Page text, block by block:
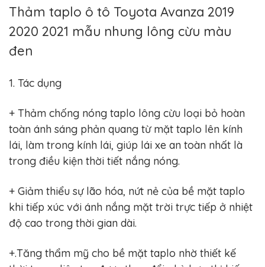
BỌC
GHẾ
DA
Ô
XE
CAO
ĐỒ
CHƠI
XE
ĐẠP
ĐỒ
KHÁC
Thảm taplo ô tô Toyota Avanza 2019
2020 2021 mẫu nhung lông cừu màu
đen
1. Tác dụng
+ Thảm chống nóng taplo lông cừu loại bỏ hoàn
toàn ánh sáng phản quang từ mặt taplo lên kính
lái, làm trong kính lái, giúp lái xe an toàn nhất là
trong điều kiện thời tiết nắng nóng.
+ Giảm thiểu sự lão hóa, nứt nẻ của bề mặt taplo
khi tiếp xúc với ánh nắng mặt trời trực tiếp ở nhiệt
độ cao trong thời gian dài.
+.Tăng thẩm mỹ cho bề mặt taplo nhờ thiết kế